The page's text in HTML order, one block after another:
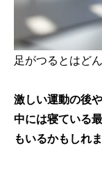
足がつるとはど
激しい運動の後
中には寝ている
もいるかもしれま